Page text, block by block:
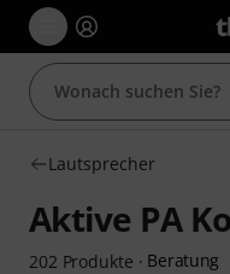
Lautsprecher
Aktive PA
202 Produkte · Beratung